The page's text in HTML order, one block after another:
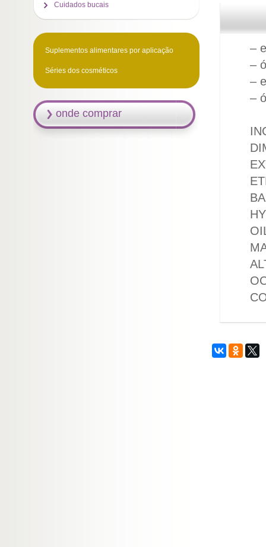
–
–
–
–
Cuidados bucais
Suplementos alimentares por aplicação
Séries dos cosméticos
onde comprar